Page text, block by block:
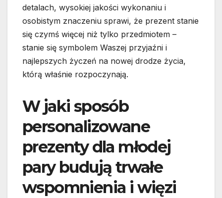
detalach, wysokiej jakości wykonaniu i
osobistym znaczeniu sprawi, że prezent stanie
się czymś więcej niż tylko przedmiotem –
stanie się symbolem Waszej przyjaźni i
najlepszych życzeń na nowej drodze życia,
którą właśnie rozpoczynają.
W jaki sposób
personalizowane
prezenty dla młodej
pary budują trwałe
wspomnienia i więzi